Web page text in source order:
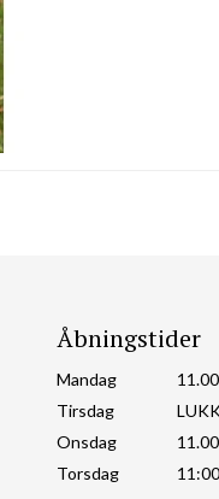
Åbningstider
Mandag
Tirsdag
Onsdag
Torsdag